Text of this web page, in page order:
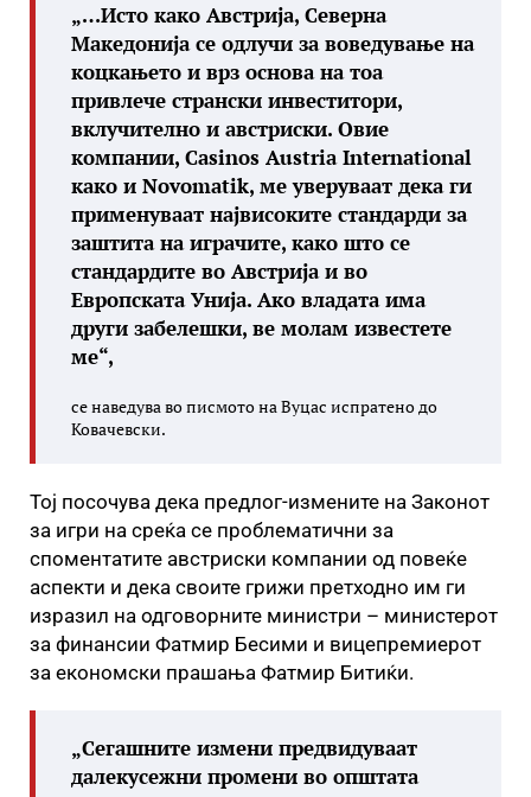
„…Исто како Австрија, Северна
Македонија се одлучи за воведување на
коцкањето и врз основа на тоа
привлече странски инвеститори,
вклучително и австриски. Овие
компании, Casinos Austria International
како и Novomatik, ме уверуваат дека ги
применуваат највисоките стандарди за
заштита на играчите, како што се
стандардите во Австрија и во
Европската Унија. Ако владата има
други забелешки, ве молам известете
ме“,
се наведува во писмото на Вуцас испратено до
Ковачевски.
Тој посочува дека предлог-измените на Законот
за игри на среќа се проблематични за
споментатите австриски компании од повеќе
аспекти и дека своите грижи претходно им ги
изразил на одговорните министри – министерот
за финансии Фатмир Бесими и вицепремиерот
за економски прашања Фатмир Битиќи.
„Сегашните измени предвидуваат
далекусежни промени во општата